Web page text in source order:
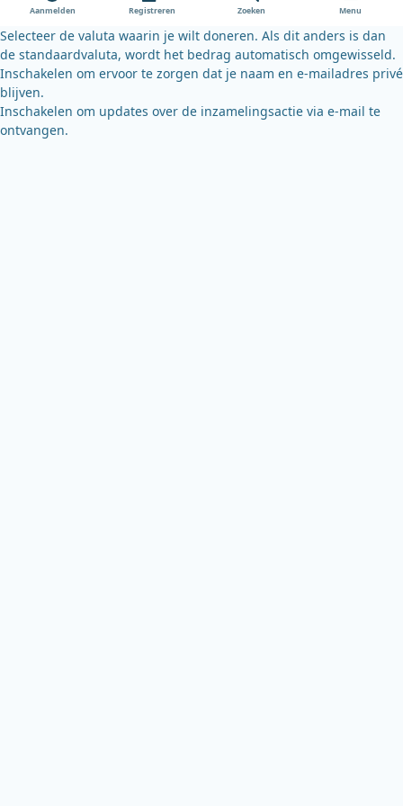
k
y
Aanmelden Registreren Zoeken Menu
Selecteer de valuta waarin je wilt doneren. Als dit anders is dan
de standaardvaluta, wordt het bedrag automatisch omgewisseld.
Inschakelen om ervoor te zorgen dat je naam en e-mailadres privé
blijven.
Inschakelen om updates over de inzamelingsactie via e-mail te
ontvangen.